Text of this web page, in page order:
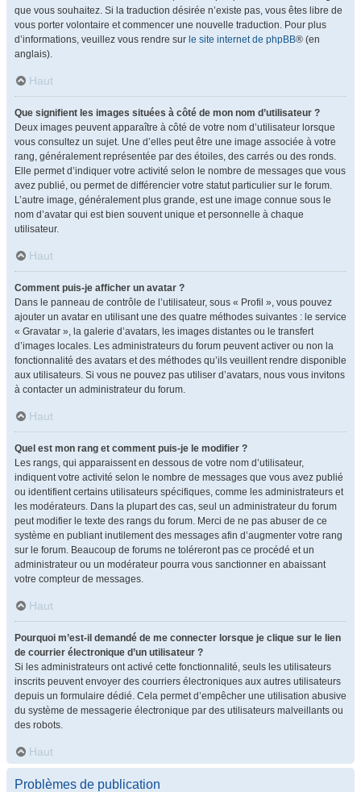
que vous souhaitez. Si la traduction désirée n’existe pas, vous êtes libre de
vous porter volontaire et commencer une nouvelle traduction. Pour plus
d’informations, veuillez vous rendre sur le site internet de phpBB® (en
anglais).
Haut
Que signifient les images situées à côté de mon nom d’utilisateur ?
Deux images peuvent apparaître à côté de votre nom d’utilisateur lorsque
vous consultez un sujet. Une d’elles peut être une image associée à votre
rang, généralement représentée par des étoiles, des carrés ou des ronds.
Elle permet d’indiquer votre activité selon le nombre de messages que vous
avez publié, ou permet de différencier votre statut particulier sur le forum.
L’autre image, généralement plus grande, est une image connue sous le
nom d’avatar qui est bien souvent unique et personnelle à chaque
utilisateur.
Haut
Comment puis-je afficher un avatar ?
Dans le panneau de contrôle de l’utilisateur, sous « Profil », vous pouvez
ajouter un avatar en utilisant une des quatre méthodes suivantes : le service
« Gravatar », la galerie d’avatars, les images distantes ou le transfert
d’images locales. Les administrateurs du forum peuvent activer ou non la
fonctionnalité des avatars et des méthodes qu’ils veuillent rendre disponible
aux utilisateurs. Si vous ne pouvez pas utiliser d’avatars, nous vous invitons
à contacter un administrateur du forum.
Haut
Quel est mon rang et comment puis-je le modifier ?
Les rangs, qui apparaissent en dessous de votre nom d’utilisateur,
indiquent votre activité selon le nombre de messages que vous avez publié
ou identifient certains utilisateurs spécifiques, comme les administrateurs et
les modérateurs. Dans la plupart des cas, seul un administrateur du forum
peut modifier le texte des rangs du forum. Merci de ne pas abuser de ce
système en publiant inutilement des messages afin d’augmenter votre rang
sur le forum. Beaucoup de forums ne toléreront pas ce procédé et un
administrateur ou un modérateur pourra vous sanctionner en abaissant
votre compteur de messages.
Haut
Pourquoi m’est-il demandé de me connecter lorsque je clique sur le lien
de courrier électronique d’un utilisateur ?
Si les administrateurs ont activé cette fonctionnalité, seuls les utilisateurs
inscrits peuvent envoyer des courriers électroniques aux autres utilisateurs
depuis un formulaire dédié. Cela permet d’empêcher une utilisation abusive
du système de messagerie électronique par des utilisateurs malveillants ou
des robots.
Haut
Problèmes de publication